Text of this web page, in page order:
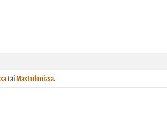
tai Mastodonissa.